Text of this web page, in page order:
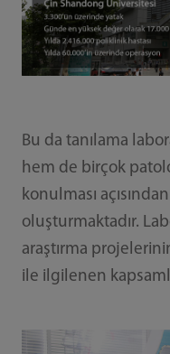
Bu da tanılama
hem de birçok
konulması
oluşturmaktadır.
araştırma
ile ilgilenen